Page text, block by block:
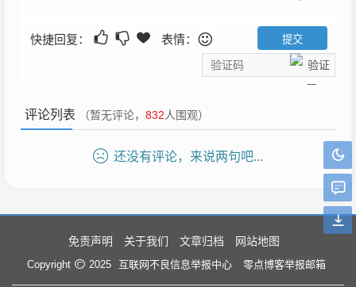
快捷回复： 表情：
评论列表 （暂无评论， 832人围观）
还没有评论，来说两句吧...
免责声明 关于我们 文章归档 网站地图
Copyright 2025 互联网不良信息举报中心 零点博客举报邮箱